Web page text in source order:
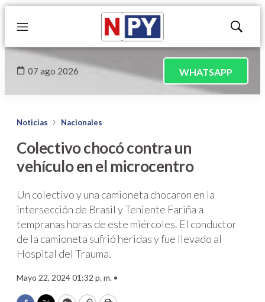
Menú
Mostrar
07 ago 2026 WHATSAPP
Noticias Nacionales
Colectivo chocó contra un
vehículo en el microcentro
Un colectivo y una camioneta chocaron en la
intersección de Brasil y Teniente Fariña a
tempranas horas de este miércoles. El conductor
de la camioneta sufrió heridas y fue llevado al
Hospital del Trauma.
Mayo 22, 2024 01:32 p. m. •